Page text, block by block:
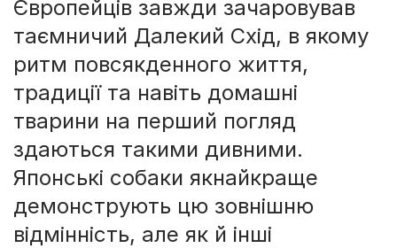
Європейців завжди зачаровував
таємничий Далекий Схід, в якому
ритм повсякденного життя,
традиції та навіть домашні
тварини на перший погляд
здаються такими дивними.
Японські собаки якнайкраще
демонструють цю зовнішню
відмінність, але як й інші